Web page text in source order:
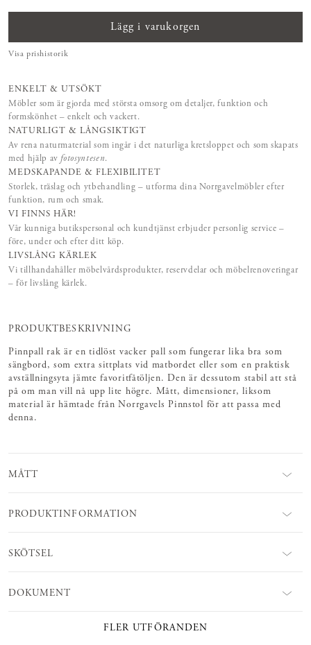
Lägg i varukorgen
Visa prishistorik
ENKELT & UTSÖKT
Möbler som är gjorda med största omsorg om detaljer, funktion och
formskönhet – enkelt och vackert.
NATURLIGT & LÅNGSIKTIGT
Av rena naturmaterial som ingår i det naturliga kretsloppet och som skapats
med hjälp avfotosyntesen.
MEDSKAPANDE & FLEXIBILITET
Storlek, träslag och ytbehandling – utforma dina Norrgavelmöbler efter
funktion, rum och smak.
VI FINNS HÄR!
Vår kunniga butikspersonal och kundtjänst erbjuder personlig service –
före, under och efter ditt köp.
LIVSLÅNG KÄRLEK
Vi tillhandahåller möbelvårdsprodukter, reservdelar och möbelrenoveringar
– för livslång kärlek.
PRODUKTBESKRIVNING
Pinnpall rak är en tidlöst vacker pall som fungerar lika bra som
sängbord, som extra sittplats vid matbordet eller som en praktisk
avställningsyta jämte favoritfåtöljen. Den är dessutom stabil att stå
på om man vill nå upp lite högre. Mått, dimensioner, liksom
material är hämtade från Norrgavels Pinnstol för att passa med
denna.
MÅTT
PRODUKTINFORMATION
SKÖTSEL
DOKUMENT
FLER UTFÖRANDEN